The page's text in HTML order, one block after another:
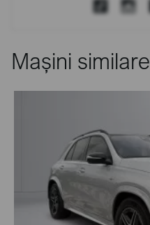
Mașini similare